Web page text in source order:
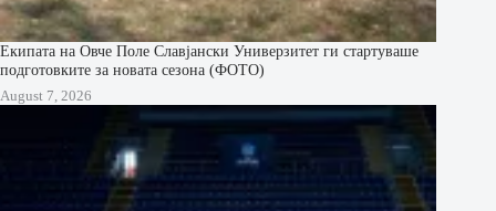
Екипата на Овче Поле Славјански Универзитет ги стартуваше
подготовките за новата сезона (ФОТО)
August 7, 2026